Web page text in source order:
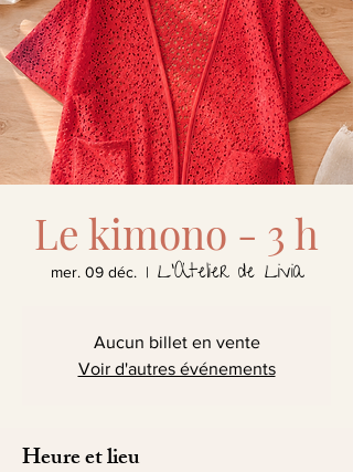
Le kimono - 3 h
mer. 09 déc.
  |
L'Atelier de Livia
Aucun billet en vente
Voir d'autres événements
Heure et lieu